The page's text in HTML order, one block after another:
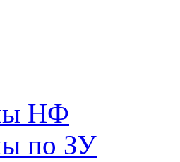
НФ
по ЗУ